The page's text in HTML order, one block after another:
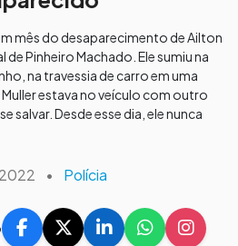
mês do desaparecimento de Ailton
de Pinheiro Machado. Ele sumiu na
na travessia de carro em uma
estava no veículo com outro
salvar. Desde esse dia, ele nunca
• Polícia